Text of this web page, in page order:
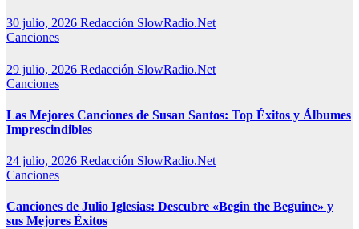
30 julio, 2026 Redacción SlowRadio.Net
Canciones
29 julio, 2026 Redacción SlowRadio.Net
Canciones
Las Mejores Canciones de Susan Santos: Top Éxitos y Álbumes
Imprescindibles
24 julio, 2026 Redacción SlowRadio.Net
Canciones
Canciones de Julio Iglesias: Descubre «Begin the Beguine» y
sus Mejores Éxitos